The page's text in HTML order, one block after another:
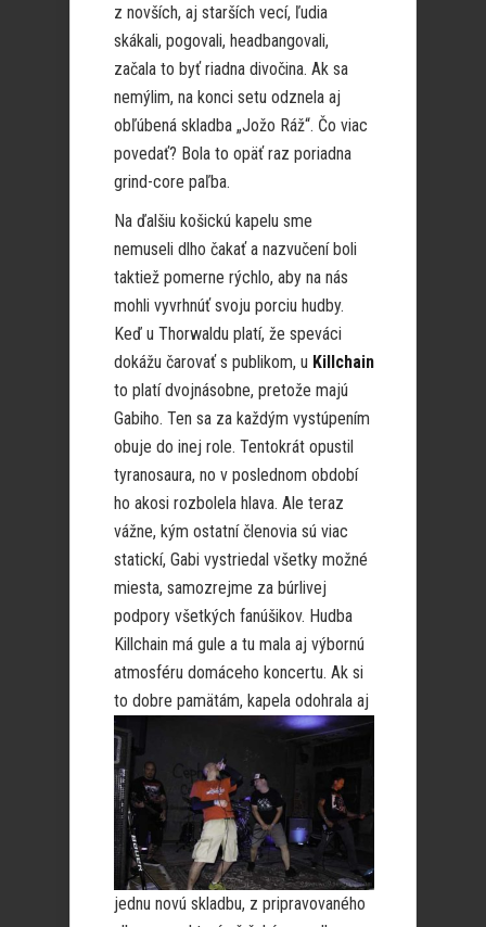
z novších, aj starších vecí, ľudia
skákali, pogovali, headbangovali,
začala to byť riadna divočina. Ak sa
nemýlim, na konci setu odznela aj
obľúbená skladba „Jožo Ráž“. Čo viac
povedať? Bola to opäť raz poriadna
grind-core paľba.
Na ďalšiu košickú kapelu sme
nemuseli dlho čakať a nazvučení boli
taktiež pomerne rýchlo, aby na nás
mohli vyvrhnúť svoju porciu hudby.
Keď u Thorwaldu platí, že speváci
dokážu čarovať s publikom, u Killchain
to platí dvojnásobne, pretože majú
Gabiho. Ten sa za každým vystúpením
obuje do inej role. Tentokrát opustil
tyranosaura, no v poslednom období
ho akosi rozbolela hlava. Ale teraz
vážne, kým ostatní členovia sú viac
statickí, Gabi vystriedal všetky možné
miesta, samozrejme za búrlivej
podpory všetkých fanúšikov. Hudba
Killchain má gule a tu mala aj výbornú
atmosféru domáceho koncertu. Ak si
to dobre pamätám, kapela odohrala aj
jednu novú skladbu, z pripravovaného